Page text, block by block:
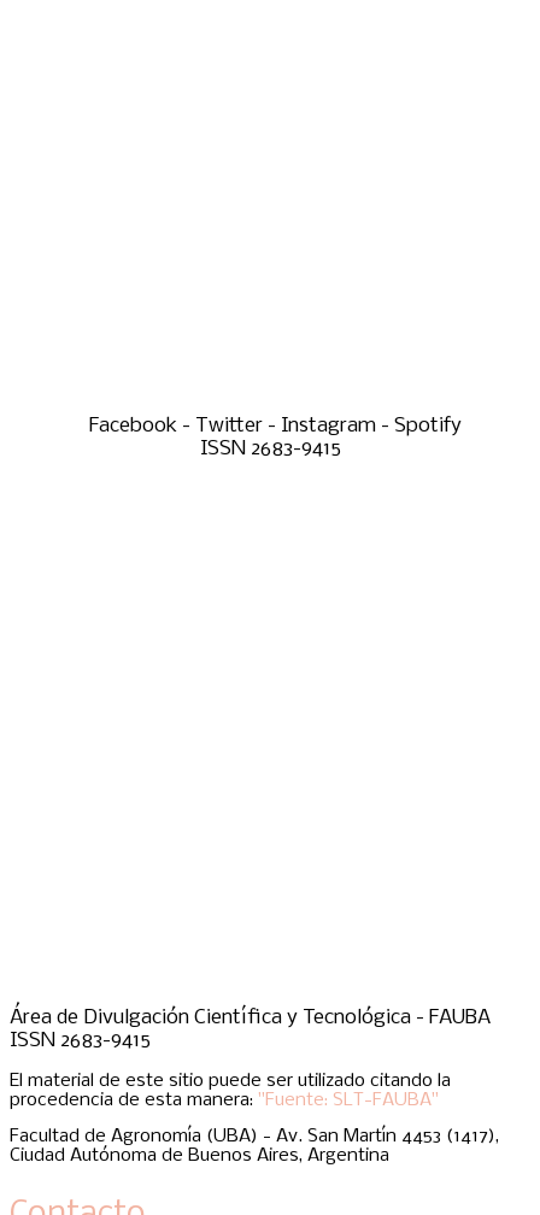
Facebook - Twitter - Instagram - Spotify
ISSN 2683-9415
Área de Divulgación Científica y Tecnológica - FAUBA
ISSN 2683-9415
El material de este sitio puede ser utilizado citando la
procedencia de esta manera: "Fuente: SLT-FAUBA"
Facultad de Agronomía (UBA) - Av. San Martín 4453 (1417),
Ciudad Autónoma de Buenos Aires, Argentina